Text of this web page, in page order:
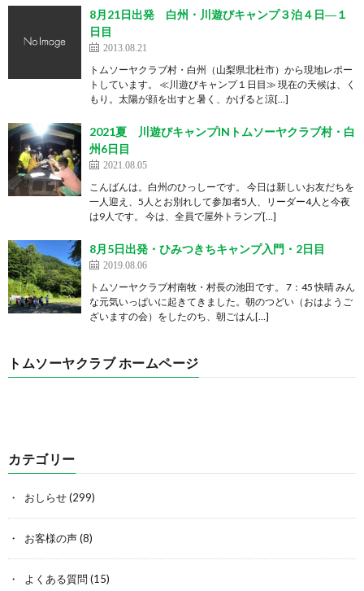
8月21日出発 白州・川遊びキャンプ３泊４日―１
日目
2013.08.21
トムソーヤクラブ村・白州（山梨県北杜市）から現地レポー
トしています。 ≪川遊びキャンプ１日目≫ 現在の天候は、く
もり。太陽が顔を出すと暑く、かげると涼[…]
2021夏 川遊びキャンプINトムソーヤクラブ村・白
州6日目
2021.08.05
こんばんは。白州のひっしーです。 今日は新しいお友だちを
一人迎え、5人とお別れして参加者5人、リーダー4人と今夜
は9人です。 今は、全員で屋外トランプ[…]
8月5日出発・ひみつきちキャンプ入門・2日目
2019.08.06
トムソーヤクラブ村南牧・村長の池田です。 7：45 快晴 みん
な元気いっぱいに起きてきました。朝のつどい（おはようご
ざいますの会）をしたのち、朝ごはん[…]
トムソーヤクラブ ホームページ
カテゴリー
おしらせ(299)
お客様の声(8)
よくある質問 (15)